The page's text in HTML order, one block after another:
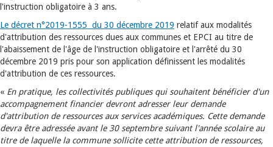
l'instruction obligatoire à 3 ans.
Le décret n°2019-1555 du 30 décembre 2019 relatif aux modalités
d'attribution des ressources dues aux communes et EPCI au titre de
l'abaissement de l'âge de l'instruction obligatoire et l'arrêté du 30
décembre 2019 pris pour son application définissent les modalités
d'attribution de ces ressources.
« En pratique, les collectivités publiques qui souhaitent bénéficier d'un
accompagnement financier devront adresser leur demande
d'attribution de ressources aux services académiques. Cette demande
devra être adressée avant le 30 septembre suivant l'année scolaire au
titre de laquelle la commune sollicite cette attribution de ressources,